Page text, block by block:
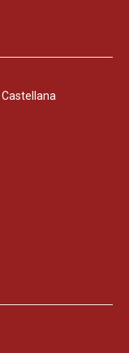
Castellana